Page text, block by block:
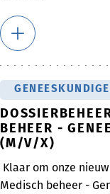
BEHEER -
(M/V/X)
Klaar om onze
Medisch beheer -